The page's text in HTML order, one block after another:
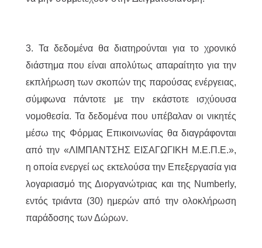
3. Τα δεδομένα θα διατηρούνται για το χρονικό
διάστημα που είναι απολύτως απαραίτητο για την
εκπλήρωση των σκοπών της παρούσας ενέργειας,
σύμφωνα πάντοτε με την εκάστοτε ισχύουσα
νομοθεσία. Τα δεδομένα που υπέβαλαν οι νικητές
μέσω της Φόρμας Επικοινωνίας θα διαγράφονται
από την «ΛΙΜΠΑΝΤΣΗΣ ΕΙΣΑΓΩΓΙΚΗ Μ.Ε.Π.Ε.»,
η οποία ενεργεί ως εκτελούσα την Επεξεργασία για
λογαριασμό της Διοργανώτριας και της Numberly,
εντός τριάντα (30) ημερών από την ολοκλήρωση
παράδοσης των Δώρων.